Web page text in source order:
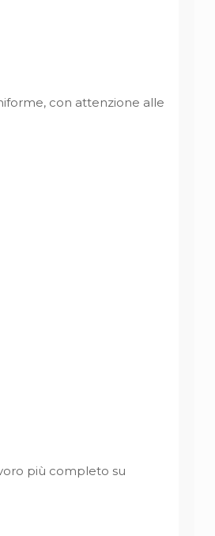
con attenzione alle
più completo su